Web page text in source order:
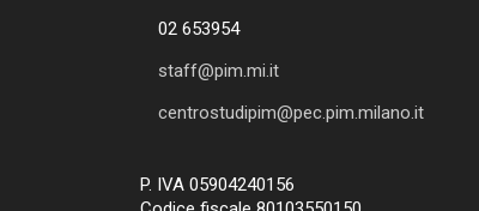
02 653954
staff@pim.mi.it
centrostudipim@pec.pim.milano.it
P. IVA 05904240156